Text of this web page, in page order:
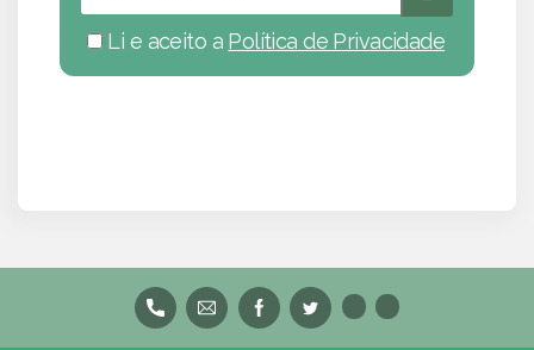
Li e aceito a Política de Privacidade